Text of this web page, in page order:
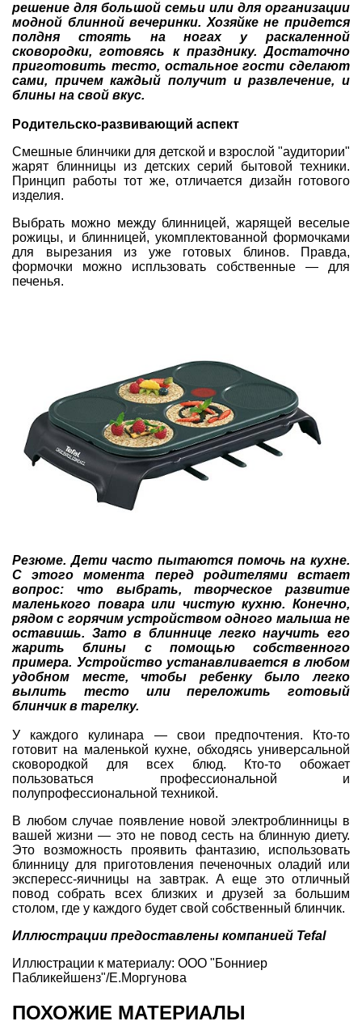
решение для большой семьи или для организации
модной блинной вечеринки. Хозяйке не придется
полдня стоять на ногах у раскаленной
сковородки, готовясь к празднику. Достаточно
приготовить тесто, остальное гости сделают
сами, причем каждый получит и развлечение, и
блины на свой вкус.
Родительско-развивающий аспект
Смешные блинчики для детской и взрослой "аудитории"
жарят блинницы из детских серий бытовой техники.
Принцип работы тот же, отличается дизайн готового
изделия.
Выбрать можно между блинницей, жарящей веселые
рожицы, и блинницей, укомплектованной формочками
для вырезания из уже готовых блинов. Правда,
формочки можно испльзовать собственные — для
печенья.
Резюме. Дети часто пытаются помочь на кухне.
С этого момента перед родителями встает
вопрос: что выбрать, творческое развитие
маленького повара или чистую кухню. Конечно,
рядом с горячим устройством одного малыша не
оставишь. Зато в блиннице легко научить его
жарить блины с помощью собственного
примера. Устройство устанавливается в любом
удобном месте, чтобы ребенку было легко
вылить тесто или переложить готовый
блинчик в тарелку.
У каждого кулинара — свои предпочтения. Кто-то
готовит на маленькой кухне, обходясь универсальной
сковородкой для всех блюд. Кто-то обожает
пользоваться профессиональной и
полупрофессиональной техникой.
В любом случае появление новой электроблинницы в
вашей жизни — это не повод сесть на блинную диету.
Это возможность проявить фантазию, использовать
блинницу для приготовления печеночных оладий или
экспересс-яичницы на завтрак. А еще это отличный
повод собрать всех близких и друзей за большим
столом, где у каждого будет свой собственный блинчик.
Иллюстрации предоставлены компанией Tefal
Иллюстрации к материалу: ООО "Бонниер
Пабликейшенз"/Е.Моргунова
ПОХОЖИЕ МАТЕРИАЛЫ